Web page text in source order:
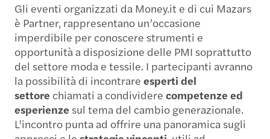
Gli eventi organizzati da Money.it e di cui Mazars
è Partner, rappresentano un’occasione
imperdibile per conoscere strumenti e
opportunità a disposizione delle PMI soprattutto
del settore moda e tessile. I partecipanti avranno
la possibilità di incontrare esperti del
settore chiamati a condividere competenze ed
esperienze sul tema del cambio generazionale.
L'incontro punta ad offrire una panoramica sugli